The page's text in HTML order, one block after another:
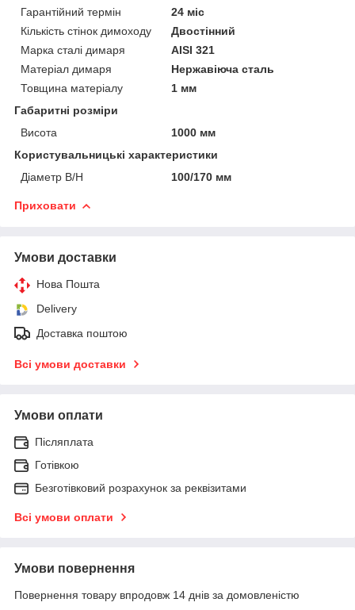
Гарантійний термін
24 міс
Кількість стінок димоходу
Двостінний
Марка сталі димаря
AISI 321
Матеріал димаря
Нержавіюча сталь
Товщина матеріалу
1 мм
Габаритні розміри
Висота
1000 мм
Користувальницькі характеристики
Діаметр В/Н
100/170 мм
Приховати
Умови доставки
Нова Пошта
Delivery
Доставка поштою
Всі умови доставки
Умови оплати
Післяплата
Готівкою
Безготівковий розрахунок за реквізитами
Всі умови оплати
Умови повернення
Повернення товару впродовж 14 днів за домовленістю